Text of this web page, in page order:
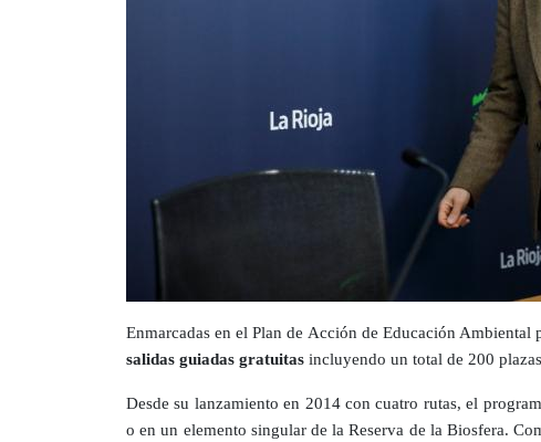
Enmarcadas en el Plan de Acción de Educación
salidas guiadas gratuitas incluyendo un total de 200
Desde su lanzamiento en 2014 con cuatro rutas, el
o en un elemento singular de la Reserva de la Biosfera.